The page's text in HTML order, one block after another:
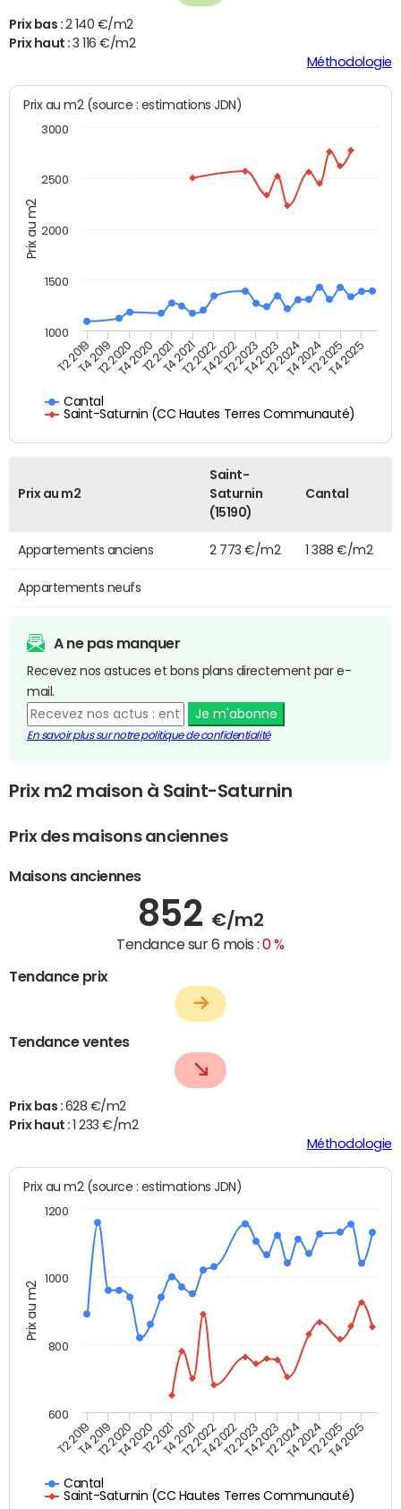
Prix bas : 2 140 €/m2
Prix haut :3 116 €/m2
Méthodologie
Prix au m2
Prix au m2 (source : estimations JDN)
Cantal
Saint-Saturnin (CC Hautes Terres Communauté)
T2 2019T4 2019T2 2020T4 2020T2 2021T4 2021T2 2022T4 2022T2 2023T4 2023T2 2024T4 2024T2 2025T4 2025
1000
1500
2000
2500
3000
Prix au m2
Saint-
Saturnin
(15190)
Cantal
Appartements anciens 2 773 €/m2 1 388 €/m2
Appartements neufs
A ne pas manquer
Recevez nos astuces et bons plans directement par e-
mail.
Je m'abonne
En savoir plus sur notre politique de confidentialité
Prix m2 maison à Saint-Saturnin
Prix des maisons anciennes
Maisons anciennes
852 €/m2
Tendance sur 6 mois :0 %
Tendance prix
Tendance ventes
Prix bas : 628 €/m2
Prix haut :
1 233 €/m2
Méthodologie
Prix au m2
Prix au m2 (source : estimations JDN)
Cantal
Saint-Saturnin (CC Hautes Terres Communauté)
T2 2019T4 2019T2 2020T4 2020T2 2021T4 2021T2 2022T4 2022T2 2023T4 2023T2 2024T4 2024T2 2025T4 2025
600
800
1000
1200